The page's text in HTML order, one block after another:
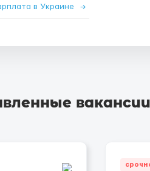
в Украине →
вакансии